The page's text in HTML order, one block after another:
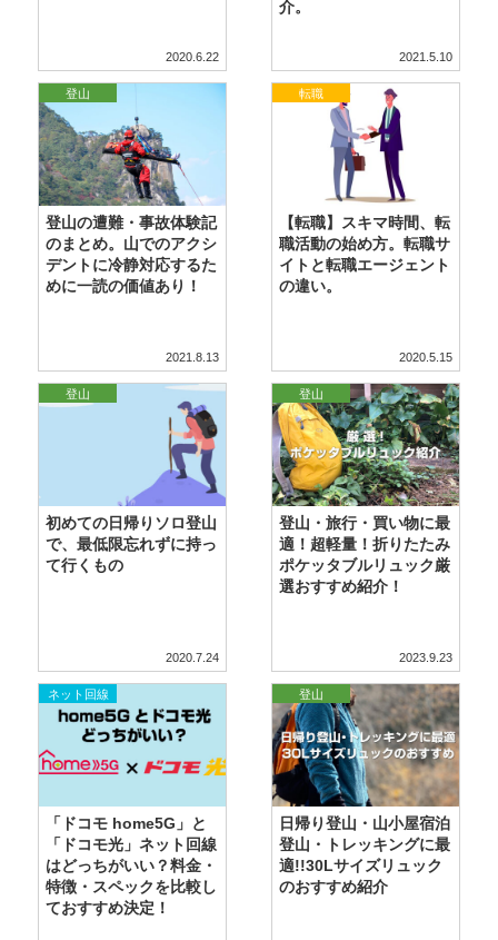
2020.6.22
介。
2021.5.10
登山の遭難・事故体験記
のまとめ。山でのアクシ
デントに冷静対応するた
めに一読の価値あり！
2021.8.13
登山
【転職】スキマ時間、転
職活動の始め方。転職サ
イトと転職エージェント
の違い。
2020.5.15
転職
初めての日帰りソロ登山
で、最低限忘れずに持っ
て行くもの
2020.7.24
登山
登山・旅行・買い物に最
適！超軽量！折りたたみ
ポケッタブルリュック厳
選おすすめ紹介！
2023.9.23
登山
「ドコモ home5G」と
「ドコモ光」ネット回線
はどっちがいい？料金・
特徴・スペックを比較し
ておすすめ決定！
ネット回線
日帰り登山・山小屋宿泊
登山・トレッキングに最
適!!30Lサイズリュック
のおすすめ紹介
登山